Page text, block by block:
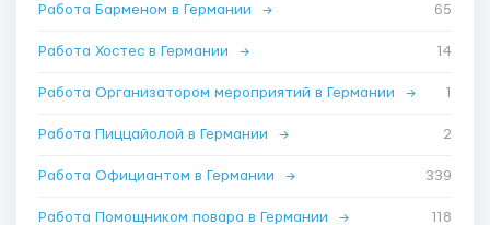
Работа Барменом в Германии → 65
Работа Хостес в Германии → 14
Работа Организатором мероприятий в Германии → 1
Работа Пиццайолой в Германии → 2
Работа Официантом в Германии → 339
Работа Помощником повара в Германии → 118